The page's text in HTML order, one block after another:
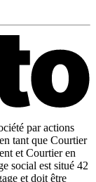
par actions
tant que Courtier
et Courtier en
social est situé 42
et doit être